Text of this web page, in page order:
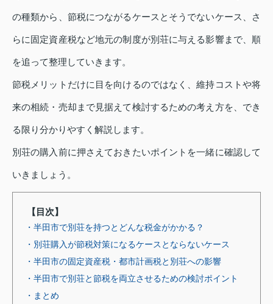
の種類から、節税につながるケースとそうでないケース、さ
らに固定資産税など地元の制度が別荘に与える影響まで、順
を追って整理していきます。
節税メリットだけに目を向けるのではなく、維持コストや将
来の相続・売却まで見据えて検討するための考え方を、でき
る限り分かりやすく解説します。
別荘の購入前に押さえておきたいポイントを一緒に確認して
いきましょう。
【目次】
・半田市で別荘を持つとどんな税金がかかる？
・別荘購入が節税対策になるケースとならないケース
・半田市の固定資産税・都市計画税と別荘への影響
・半田市で別荘と節税を両立させるための検討ポイント
・まとめ